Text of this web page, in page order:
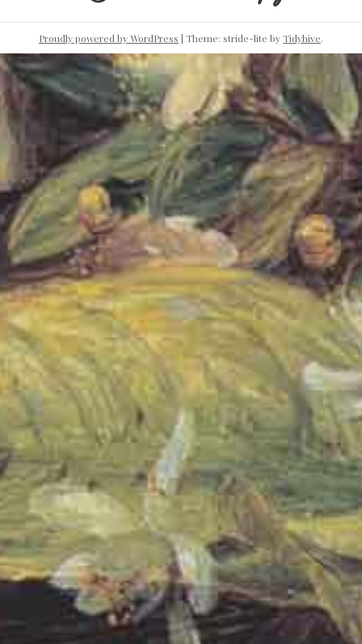
Proudly powered by WordPress | Theme: stride-lite byTidyhive.